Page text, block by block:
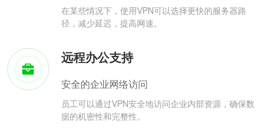
在某些情况下，使用VPN可以选择更快的服务器路
径，减少延迟，提高网速。
远程办公支持
安全的企业网络访问
员工可以通过VPN安全地访问企业内部资源，确保数
据的机密性和完整性。